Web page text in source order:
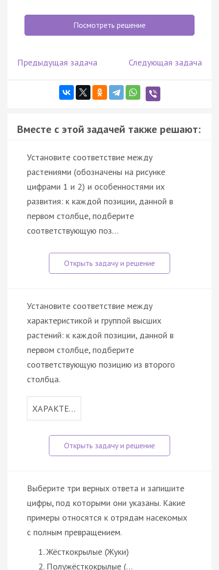
Посмотреть решение
Предыдущая задача Следующая задача
Вместе с этой задачей также решают:
Установите соответствие между
растениями (обозначены на рисунке
цифрами 1 и 2) и особенностями их
развития: к каждой позиции, данной в
первом столбце, подберите
соответствующую поз…
Установите соответствие между
характеристикой и группой высших
растений: к каждой позиции, данной в
первом столбце, подберите
соответствующую позицию из второго
столбца.
ХАРАКТЕ…
Выберите три верных ответа и запишите
цифры, под которыми они указаны. Какие
примеры относятся к отрядам насекомых
с полным превращением.
Жёсткокрылые (Жуки)
Полужёсткокрылые (…